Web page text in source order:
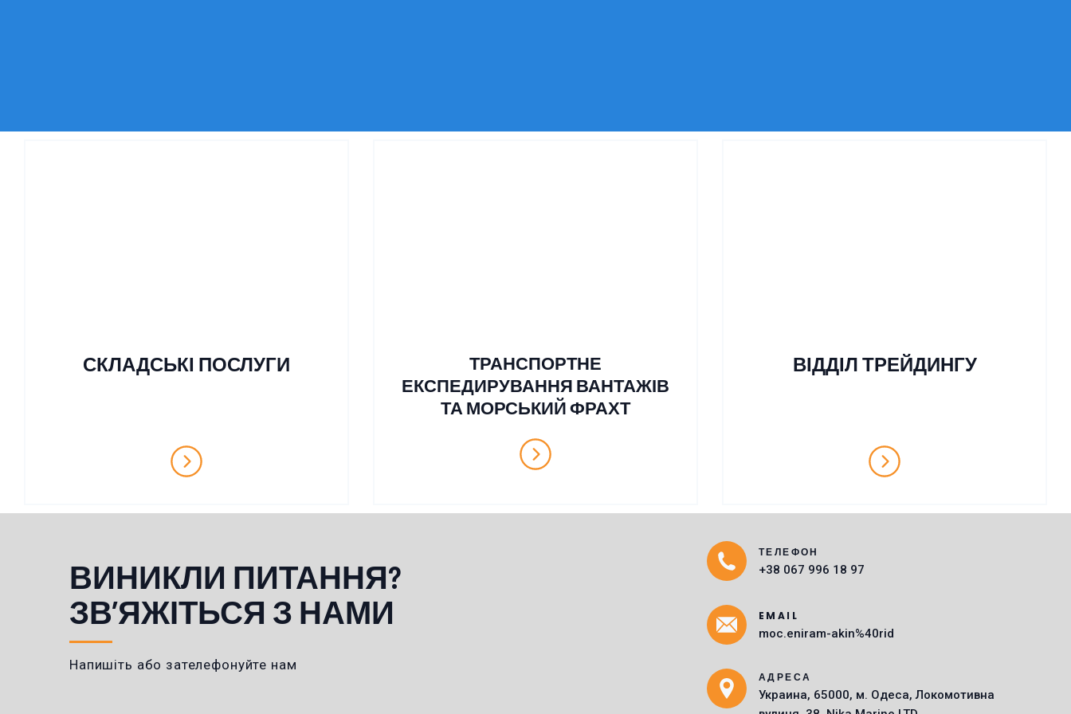
СКЛАДСЬКІ ПОСЛУГИ
ТРАНСПОРТНЕ
ЕКСПЕДИРУВАННЯ ВАНТАЖІВ
ТА МОРСЬКИЙ ФРАХТ
ВІДДІЛ ТРЕЙДИНГУ
ВИНИКЛИ ПИТАННЯ?
ЗВ’ЯЖІТЬСЯ З НАМИ
Напишіть або зателефонуйте нам
ТЕЛЕФОН
+38 067 996 18 97
Main Icons
EMAIL
moc.eniram-akin%40rid
АДРЕСА
Украина, 65000, м. Одеса, Локомотивна